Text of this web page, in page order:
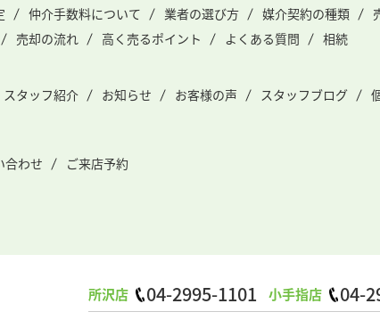
仲介手数料について 業者の選び方 媒介契約の種類
売却の流れ 高く売るポイント よくある質問 相続
スタッフ紹介 お知らせ お客様の声 スタッフブログ
合わせ ご来店予約
所沢店 04-2995-1101 小手指店 04-